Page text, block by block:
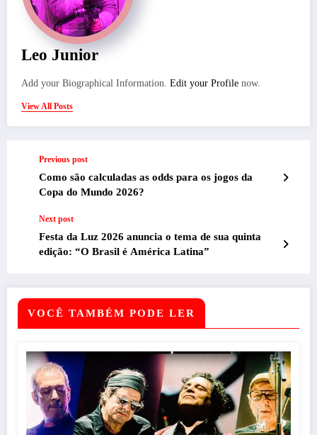
Leo Junior
Add your Biographical Information. Edit your Profile now.
View All Posts
Previous post
Como são calculadas as odds para os jogos da
Copa do Mundo 2026?
Next post
Festa da Luz 2026 anuncia o tema de sua quinta
edição: “O Brasil é América Latina”
VOCÊ TAMBÉM PODE LER